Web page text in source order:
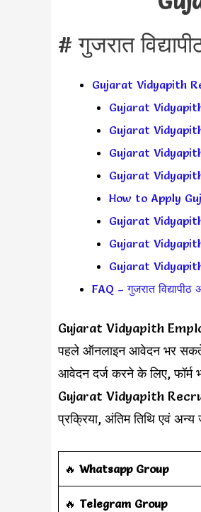
# गुजरात
Gujarat Vidyapith
Gujarat
Gujarat
Gujarat Vidyapith
Gujarat
How to Apply
Gujarat
Gujarat
Gujarat
FAQ – गुजरात
Gujarat Vidyapith
पहले ऑनलाइन आवेदन भर सकते
आवेदन दर्ज करने के लिए, फॉर्म
Gujarat Vidyapith
प्रक्रिया, अंतिम तिथि एवं
‎️‍🔥 Whatsapp Group
‎️‍🔥 Telegram Group